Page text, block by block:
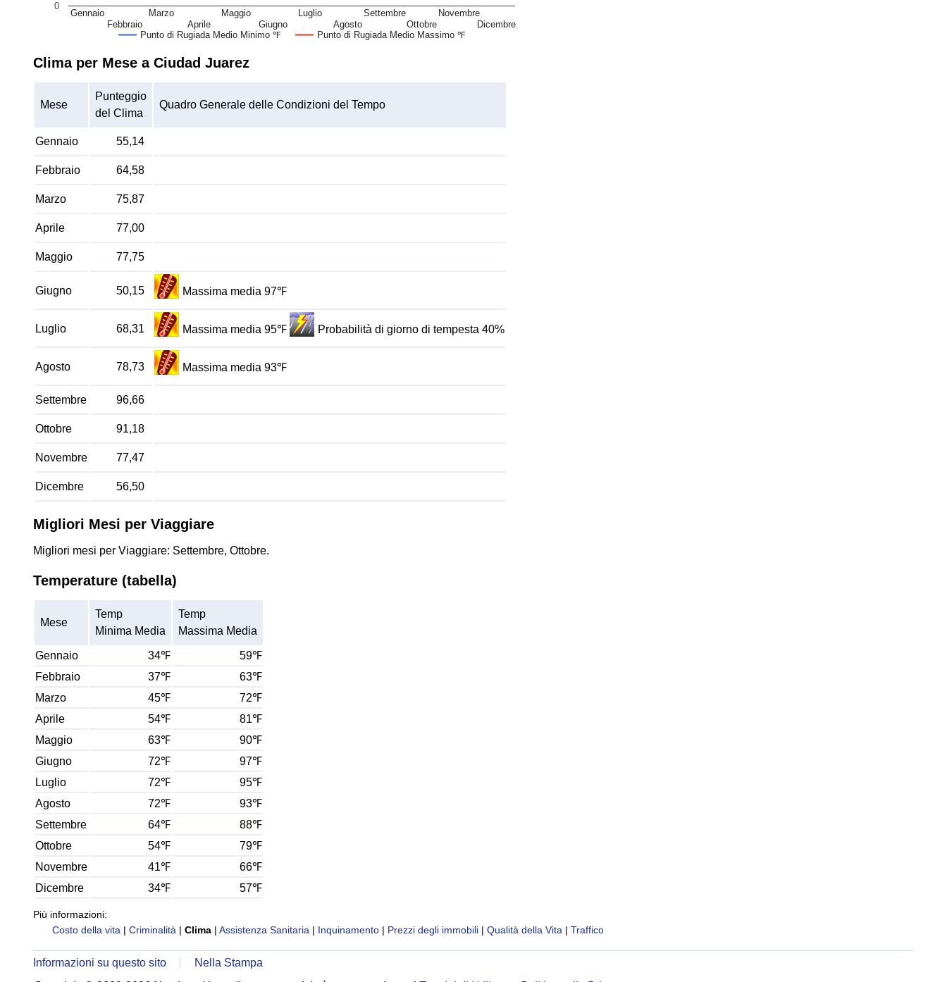
Punto di Rugiada Medio Minimo ℉ Punto di Rugiada Medio Massimo ℉
Gennaio
Febbraio
Marzo
Aprile
Maggio
Giugno
Luglio
Agosto
Settembre
Ottobre
Novembre
Dicembre
0
Clima per Mese a Ciudad Juarez
Mese
Punteggio
del Clima
Quadro Generale delle Condizioni del Tempo
Gennaio 55,14
Febbraio 64,58
Marzo 75,87
Aprile 77,00
Maggio 77,75
Giugno 50,15 Massima media 97℉
Luglio 68,31 Massima media 95℉ Probabilità di giorno di tempesta 40%
Agosto 78,73 Massima media 93℉
Settembre 96,66
Ottobre 91,18
Novembre 77,47
Dicembre 56,50
Migliori Mesi per Viaggiare
Migliori mesi per Viaggiare: Settembre, Ottobre.
Temperature (tabella)
Mese
Temp
Minima Media
Temp
Massima Media
Gennaio 34℉
59℉
Febbraio
37℉
63℉
Marzo
45℉
72℉
Aprile
54℉
81℉
Maggio
63℉
90℉
Giugno
72℉
97℉
Luglio
72℉
95℉
Agosto
72℉
93℉
Settembre
64℉
88℉
Ottobre
54℉
79℉
Novembre
41℉
66℉
Dicembre
34℉ 57℉
Più informazioni:
Costo della vita | Criminalità | Clima | Assistenza Sanitaria | Inquinamento | Prezzi degli immobili | Qualità della Vita | Traffico
Informazioni su questo sito
Nella Stampa